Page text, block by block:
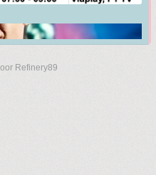
Refinery89